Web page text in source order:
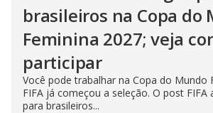
brasileiros na Copa do
Feminina 2027; veja
participar
Você pode trabalhar na Copa do Mundo
FIFA já começou a seleção. O post FIFA
para brasileiros...